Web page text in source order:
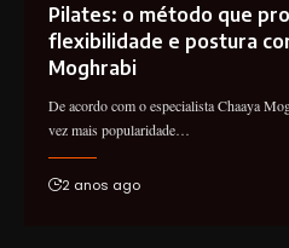
Pilates: o método que
flexibilidade e postura
Moghrabi
De acordo com o especialista Chaaya
vez mais popularidade…
2 anos ago